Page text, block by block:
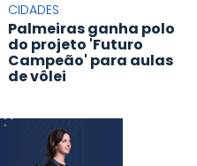
CIDADES
Palmeiras ganha polo
do projeto 'Futuro
Campeão' para aulas
de vôlei